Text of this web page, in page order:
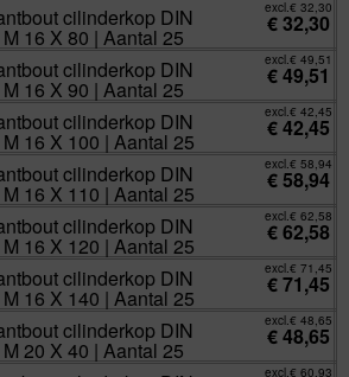
cilinderkop DIN
16 X 80 | Aantal 25
excl.€ 32,30
€32,30
cilinderkop DIN
16 X 90 | Aantal 25
excl.€ 49,51
€49,51
cilinderkop DIN
16 X 100 | Aantal 25
excl.€ 42,45
€42,45
cilinderkop DIN
16 X 110 | Aantal 25
excl.€ 58,94
€58,94
cilinderkop DIN
16 X 120 | Aantal 25
excl.€ 62,58
€62,58
cilinderkop DIN
16 X 140 | Aantal 25
excl.€ 71,45
€71,45
cilinderkop DIN
20 X 40 | Aantal 25
excl.€ 48,65
€48,65
excl.€ 60,93